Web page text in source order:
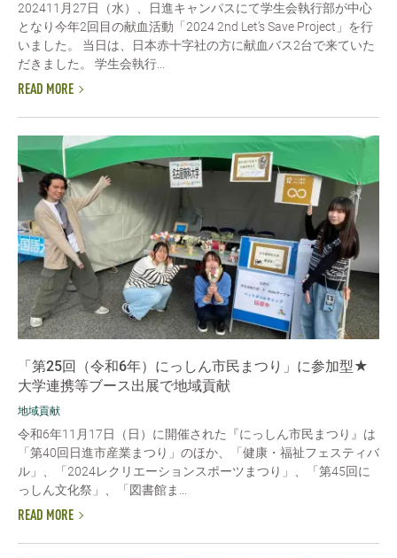
202411月27日（水）、日進キャンパスにて学生会執行部が中心
となり今年2回目の献血活動「2024 2nd Let’s Save Project」を行
いました。 当日は、日本赤十字社の方に献血バス2台で来ていた
だきました。 学生会執行...
READ MORE
「第25回（令和6年）にっしん市民まつり」に参加型★
大学連携等ブース出展で地域貢献
地域貢献
令和6年11月17日（日）に開催された『にっしん市民まつり』は
「第40回日進市産業まつり」のほか、「健康・福祉フェスティバ
ル」、「2024レクリエーションスポーツまつり」、「第45回に
っしん文化祭」、「図書館ま...
READ MORE